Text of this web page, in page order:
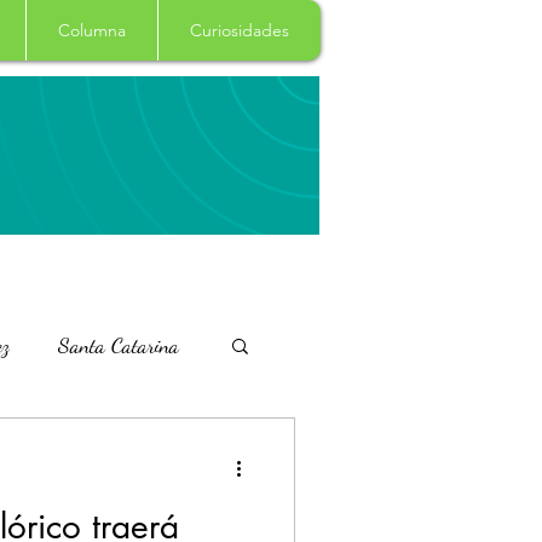
Columna Curiosidades
Santa Catarina
traerá